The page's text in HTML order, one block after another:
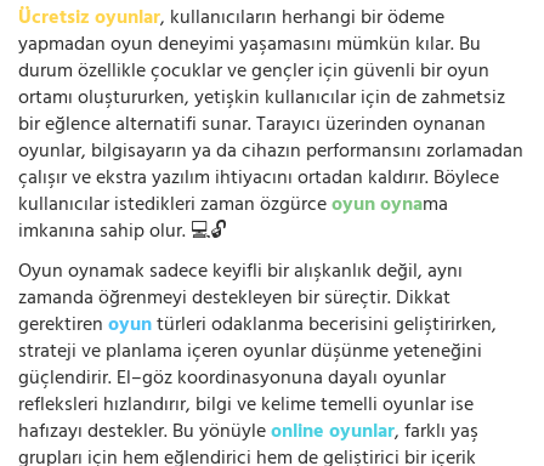
Ücretsiz oyunlar, kullanıcıların herhangi bir ödeme
yapmadan oyun deneyimi yaşamasını mümkün kılar. Bu
durum özellikle çocuklar ve gençler için güvenli bir oyun
ortamı oluştururken, yetişkin kullanıcılar için de zahmetsiz
bir eğlence alternatifi sunar. Tarayıcı üzerinden oynanan
oyunlar, bilgisayarın ya da cihazın performansını zorlamadan
çalışır ve ekstra yazılım ihtiyacını ortadan kaldırır. Böylece
kullanıcılar istedikleri zaman özgürceoyun oynama
imkanına sahip olur. 💻🔓
Oyun oynamak sadece keyifli bir alışkanlık değil, aynı
zamanda öğrenmeyi destekleyen bir süreçtir. Dikkat
gerektirenoyuntürleri odaklanma becerisini geliştirirken,
strateji ve planlama içeren oyunlar düşünme yeteneğini
güçlendirir. El–göz koordinasyonuna dayalı oyunlar
refleksleri hızlandırır, bilgi ve kelime temelli oyunlar ise
hafızayı destekler. Bu yönüyleonline oyunlar, farklı yaş